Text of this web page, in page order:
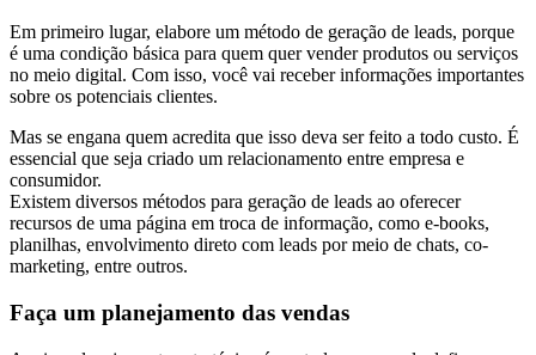
Em primeiro lugar, elabore um método de geração de leads, porque
é uma condição básica para quem quer vender produtos ou serviços
no meio digital. Com isso, você vai receber informações importantes
sobre os potenciais clientes.
Mas se engana quem acredita que isso deva ser feito a todo custo. É
essencial que seja criado um relacionamento entre empresa e
consumidor.
Existem diversos métodos para geração de leads ao oferecer
recursos de uma página em troca de informação, como e-books,
planilhas, envolvimento direto com leads por meio de chats, co-
marketing, entre outros.
Faça um planejamento das vendas